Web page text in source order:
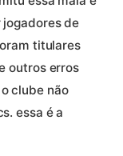
de
titulares
outros erros
clube não
essa é a